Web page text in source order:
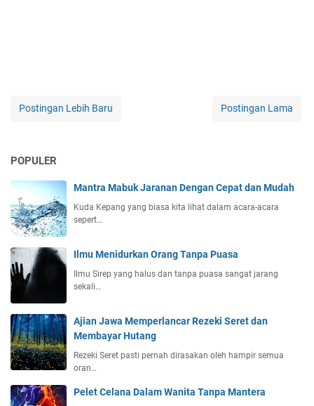
Postingan Lebih Baru Postingan Lama
POPULER
Mantra Mabuk Jaranan Dengan Cepat dan Mudah
Kuda Kepang yang biasa kita lihat dalam acara-acara
sepert…
Ilmu Menidurkan Orang Tanpa Puasa
Ilmu Sirep yang halus dan tanpa puasa sangat jarang
sekali…
Ajian Jawa Memperlancar Rezeki Seret dan
Membayar Hutang
Rezeki Seret pasti pernah dirasakan oleh hampir semua
oran…
Pelet Celana Dalam Wanita Tanpa Mantera